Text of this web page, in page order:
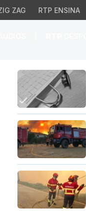
ZAG RTP ENSINA